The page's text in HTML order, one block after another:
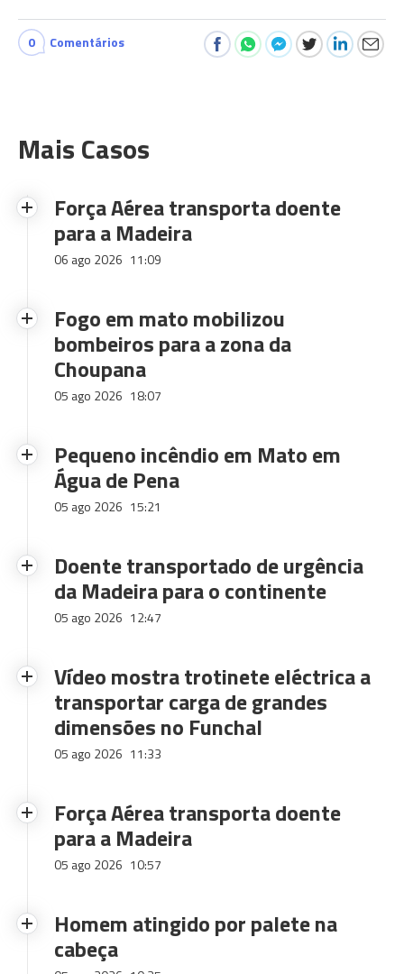
0 Comentários
Mais Casos
Força Aérea transporta doente
para a Madeira
06 ago 2026 11:09
Fogo em mato mobilizou
bombeiros para a zona da
Choupana
05 ago 2026 18:07
Pequeno incêndio em Mato em
Água de Pena
05 ago 2026 15:21
Doente transportado de urgência
da Madeira para o continente
05 ago 2026 12:47
Vídeo mostra trotinete eléctrica a
transportar carga de grandes
dimensões no Funchal
05 ago 2026 11:33
Força Aérea transporta doente
para a Madeira
05 ago 2026 10:57
Homem atingido por palete na
cabeça